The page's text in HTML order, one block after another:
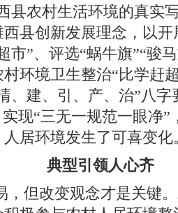
县农村生活环境的真实
县创新发展理念，以开
市”、评选“蜗牛旗”“骏
环境卫生整治“比学赶
、建、引、产、治”八
现“三无一规范一眼净”
居环境发生了可喜变化
典型引领人心齐
，但改变观念才是关键